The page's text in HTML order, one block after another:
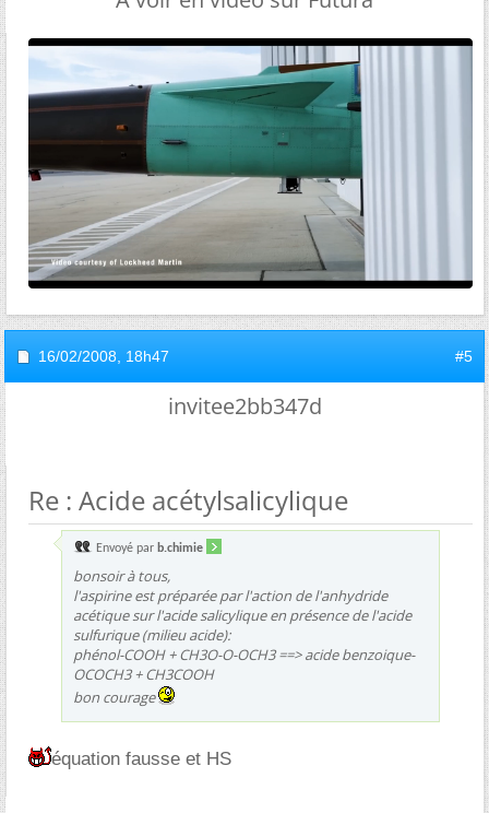
16/02/2008, 18h47 #5
invitee2bb347d
Re : Acide acétylsalicylique
Envoyé par b.chimie
bonsoir à tous,
l'aspirine est préparée par l'action de l'anhydride
acétique sur l'acide salicylique en présence de l'acide
sulfurique (milieu acide):
phénol-COOH + CH3O-O-OCH3 ==> acide benzoique-
OCOCH3 + CH3COOH
bon courage
équation fausse et HS